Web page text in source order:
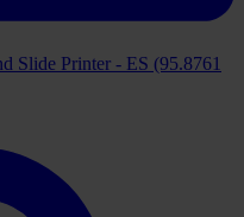
Slide Printer - ES (95.8761